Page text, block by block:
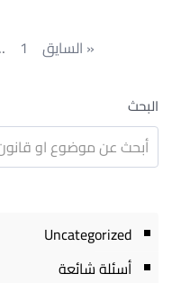
« السايق 1
البحث
Uncategorized
أسئلة شائعة